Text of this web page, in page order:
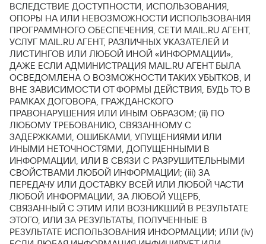
ВСЛЕДСТВИЕ ДОСТУПНОСТИ, ИСПОЛЬЗОВАНИЯ,
ОПОРЫ НА ИЛИ НЕВОЗМОЖНОСТИ ИСПОЛЬЗОВАНИЯ
ПРОГРАММНОГО ОБЕСПЕЧЕНИЯ, СЕТИ MAIL.RU АГЕНТ,
УСЛУГ MAIL.RU АГЕНТ, РАЗЛИЧНЫХ УКАЗАТЕЛЕЙ И
ЛИСТИНГОВ ИЛИ ЛЮБОЙ ИНОЙ «ИНФОРМАЦИИ»,
ДАЖЕ ЕСЛИ АДМИНИСТРАЦИЯ MAIL.RU АГЕНТ БЫЛА
ОСВЕДОМЛЕНА О ВОЗМОЖНОСТИ ТАКИХ УБЫТКОВ, И
ВНЕ ЗАВИСИМОСТИ ОТ ФОРМЫ ДЕЙСТВИЯ, БУДЬ ТО В
РАМКАХ ДОГОВОРА, ГРАЖДАНСКОГО
ПРАВОНАРУШЕНИЯ ИЛИ ИНЫМ ОБРАЗОМ; (ii) ПО
ЛЮБОМУ ТРЕБОВАНИЮ, СВЯЗАННОМУ С
ЗАДЕРЖКАМИ, ОШИБКАМИ, УПУЩЕНИЯМИ ИЛИ
ИНЫМИ НЕТОЧНОСТЯМИ, ДОПУЩЕННЫМИ В
ИНФОРМАЦИИ, ИЛИ В СВЯЗИ С РАЗРУШИТЕЛЬНЫМИ
СВОЙСТВАМИ ЛЮБОЙ ИНФОРМАЦИИ; (iii) ЗА
ПЕРЕДАЧУ ИЛИ ДОСТАВКУ ВСЕЙ ИЛИ ЛЮБОЙ ЧАСТИ
ЛЮБОЙ ИНФОРМАЦИИ, ЗА ЛЮБОЙ УЩЕРБ,
СВЯЗАННЫЙ С ЭТИМ ИЛИ ВОЗНИКШИЙ В РЕЗУЛЬТАТЕ
ЭТОГО, ИЛИ ЗА РЕЗУЛЬТАТЫ, ПОЛУЧЕННЫЕ В
РЕЗУЛЬТАТЕ ИСПОЛЬЗОВАНИЯ ИНФОРМАЦИИ; ИЛИ (iv)